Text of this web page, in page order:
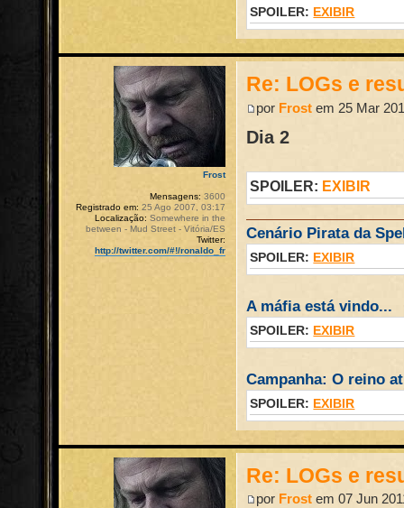
SPOILER: EXIBIR
Re: LOGs e
por Frost em 25 Mar
Dia 2
SPOILER: EXIBIR
Cenário Pirata da
SPOILER: EXIBIR
A máfia está vindo...
SPOILER: EXIBIR
Campanha: O reino
SPOILER: EXIBIR
Frost
Mensagens: 3600
Registrado em: 25 Ago 2007, 03:17
Localização: Somewhere in the
between - Mud Street - Vitória/ES
Twitter:
http://twitter.com/#!/ronaldo_fr
Re: LOGs e
por Frost em 07 Jun